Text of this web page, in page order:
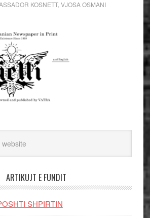
KOSNETT, VJOSA OSMANI
ARTIKUJT E FUNDIT
SHPIRTIN